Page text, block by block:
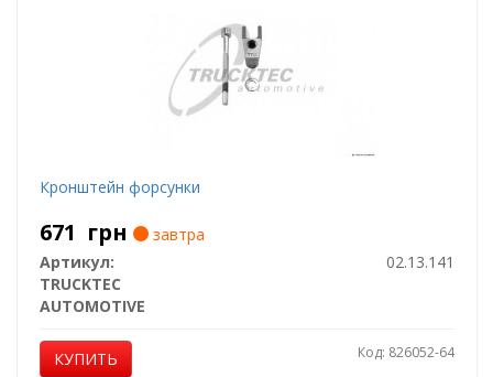
Кронштейн форсунки
671 грн
завтра
Артикул:
02.13.141
TRUCKTEC
AUTOMOTIVE
КУПИТЬ Код: 826052-64